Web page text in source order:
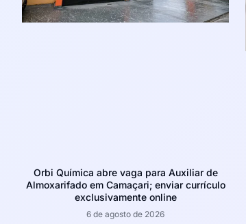
Orbi Química abre vaga para Auxiliar de
Almoxarifado em Camaçari; enviar currículo
exclusivamente online
6 de agosto de 2026